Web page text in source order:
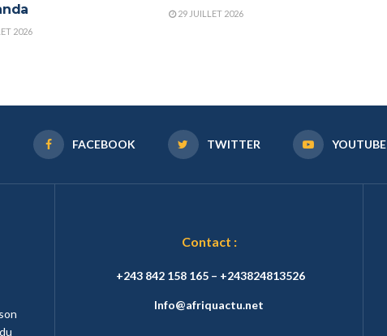
2026
29 JUILLET 2026
FACEBOOK TWITTER YOUTUBE
Contact :
+243 842 158 165 – +243824813526
Info@afriquactu.net